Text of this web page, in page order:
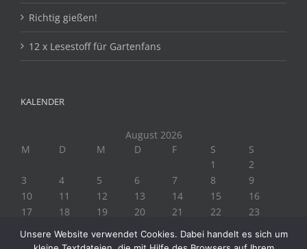
Richtig gießen!
12 x Lesestoff für Gartenfans
KALENDER
August 2026
M
D M D F S
S
1
2
3
4 5 6 7 8
9
10
11 12 13 14 15
16
17
18 19 20 21 22
23
Unsere Website verwendet Cookies. Dabei handelt es sich um